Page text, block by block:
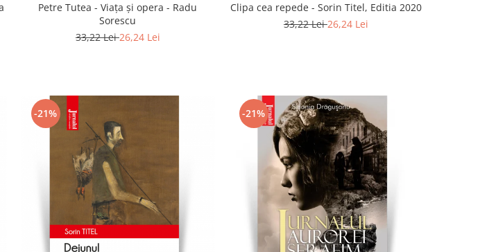
Petre Tutea - Viaţa şi opera - Radu
Sorescu
33,22 Lei26,24 Lei
Clipa cea repede - Sorin Titel, Editia 2020
33,22 Lei26,24 Lei
-21% -21%